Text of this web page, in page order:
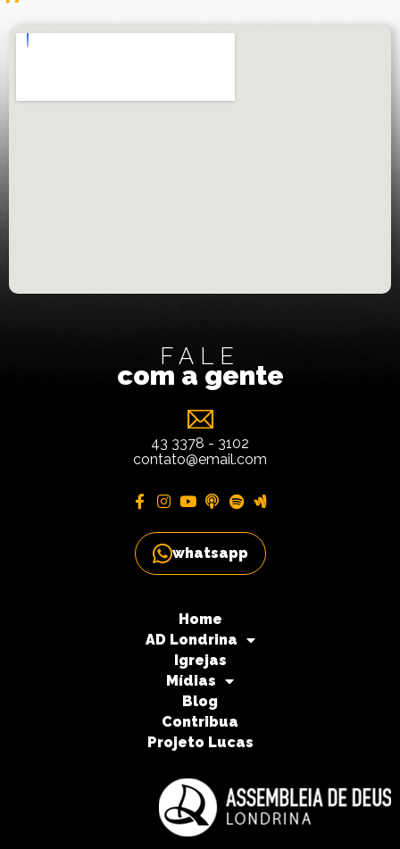
FALE
com a gente
43 3378 - 3102
contato@email.com
whatsapp
Home
AD Londrina
Igrejas
Mídias
Blog
Contribua
Projeto Lucas